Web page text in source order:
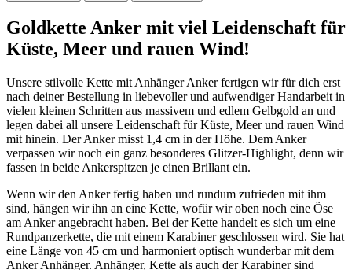
Goldkette Anker mit viel Leidenschaft für
Küste, Meer und rauen Wind!
Unsere stilvolle Kette mit Anhänger Anker fertigen wir für dich erst
nach deiner Bestellung in liebevoller und aufwendiger Handarbeit in
vielen kleinen Schritten aus massivem und edlem Gelbgold an und
legen dabei all unsere Leidenschaft für Küste, Meer und rauen Wind
mit hinein. Der Anker misst 1,4 cm in der Höhe. Dem Anker
verpassen wir noch ein ganz besonderes Glitzer-Highlight, denn wir
fassen in beide Ankerspitzen je einen Brillant ein.
Wenn wir den Anker fertig haben und rundum zufrieden mit ihm
sind, hängen wir ihn an eine Kette, wofür wir oben noch eine Öse
am Anker angebracht haben. Bei der Kette handelt es sich um eine
Rundpanzerkette, die mit einem Karabiner geschlossen wird. Sie hat
eine Länge von 45 cm und harmoniert optisch wunderbar mit dem
Anker Anhänger. Anhänger, Kette als auch der Karabiner sind